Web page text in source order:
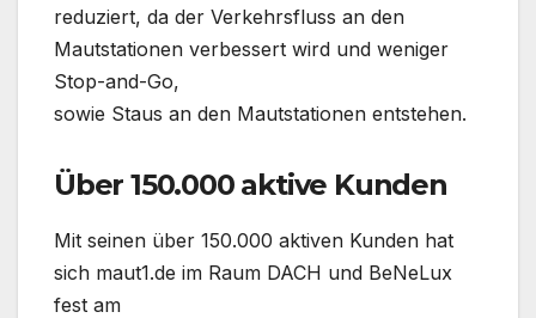
reduziert, da der Verkehrsfluss an den
Mautstationen verbessert wird und weniger
Stop-and-Go,
sowie Staus an den Mautstationen entstehen.
Über 150.000 aktive Kunden
Mit seinen über 150.000 aktiven Kunden hat
sich maut1.de im Raum DACH und BeNeLux
fest am